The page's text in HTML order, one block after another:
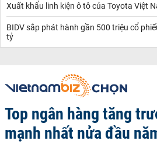
Xuất khẩu linh kiện ô tô của Toyota Việt
BIDV sắp phát hành gần 500 triệu cổ
tỷ
Top ngân hàng tăng
mạnh nhất nửa đầu